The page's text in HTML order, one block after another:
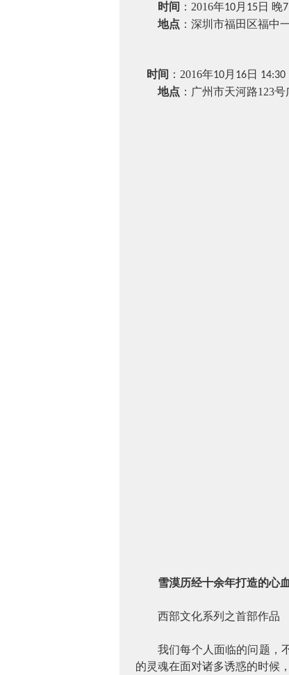
时间 ： 2016年10月 15日 晚
地点 ：深圳市福田区福中
时间 ： 2016年10月 16日 14:30
地点 ：广州市天河路123号
雪漠历经十余年打造的心
西部文化系列之首部作品
我们每个人面临的问题，
的灵魂在面对诸多诱惑的时候